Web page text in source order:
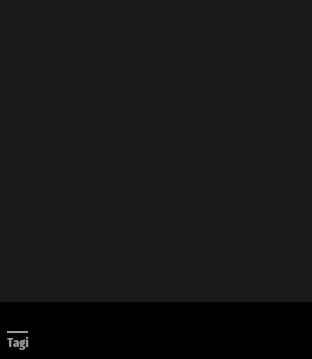
Tagi